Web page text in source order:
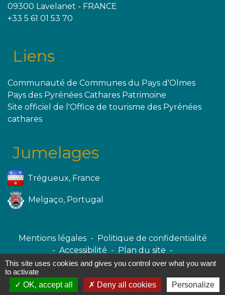
09300 Lavelanet - FRANCE
+33 5 61 01 53 70
Liens
Communauté de Communes du Pays d'Olmes
Pays des Pyrénées Cathares Patrimoine
Site officiel de l'Office de tourisme des Pyrénées
cathares
Jumelages
Trégueux, France
Melgaço, Portugal
Mentions légales - Politique de confidentialité
- Accessibilité - Plan du site -
Gestion des cookies
Site créé en partenariat avec Réseau des Communes
This site uses cookies and gives you control over what you want
to activate
OK, accept all
Deny all cookies Personalize